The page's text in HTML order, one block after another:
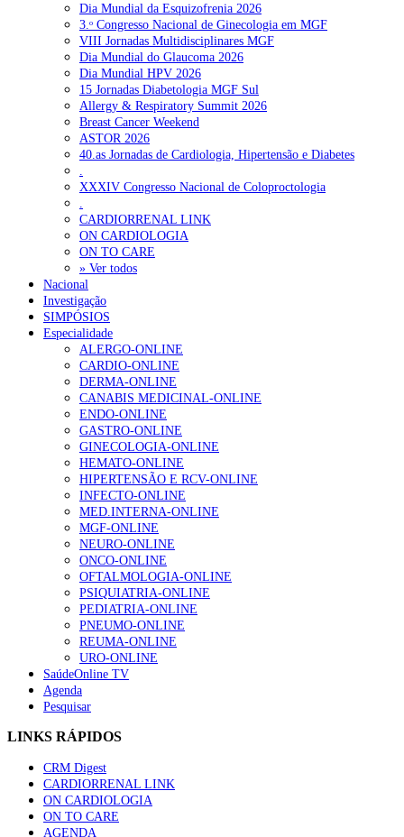
Dia Mundial da Esquizofrenia 2026
3.ᵒ Congresso Nacional de Ginecologia em MGF
VIII Jornadas Multidisciplinares MGF
Dia Mundial do Glaucoma 2026
Dia Mundial HPV 2026
15 Jornadas Diabetologia MGF Sul
Allergy & Respiratory Summit 2026
Breast Cancer Weekend
ASTOR 2026
40.as Jornadas de Cardiologia, Hipertensão e Diabetes
XXXIV Congresso Nacional de Coloproctologia
CARDIORRENAL LINK
ON CARDIOLOGIA
ON TO CARE
» Ver todos
Nacional
Investigação
SIMPÓSIOS
Especialidade
ALERGO-ONLINE
CARDIO-ONLINE
DERMA-ONLINE
CANABIS MEDICINAL-ONLINE
ENDO-ONLINE
GASTRO-ONLINE
GINECOLOGIA-ONLINE
HEMATO-ONLINE
HIPERTENSÃO E RCV-ONLINE
INFECTO-ONLINE
MED.INTERNA-ONLINE
MGF-ONLINE
NEURO-ONLINE
ONCO-ONLINE
OFTALMOLOGIA-ONLINE
PSIQUIATRIA-ONLINE
PEDIATRIA-ONLINE
PNEUMO-ONLINE
REUMA-ONLINE
URO-ONLINE
SaúdeOnline TV
Agenda
Pesquisar
LINKS RÁPIDOS
CRM Digest
CARDIORRENAL LINK
ON CARDIOLOGIA
ON TO CARE
AGENDA